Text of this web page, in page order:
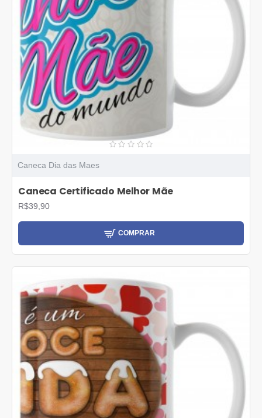
Caneca Dia das Maes
Caneca Certificado Melhor Mãe
R$39,90
COMPRAR